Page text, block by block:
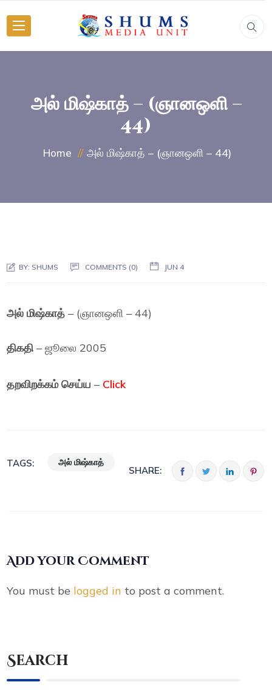
அல் மிஷ்காத் – (ஞானஒளி –
44)
Home அல் மிஷ்காத் – (ஞானஒளி – 44)
BY: SHUMS COMMENTS (0) JUN 4
அல் மிஷ்காத் – (ஞானஒளி – 44)
திகதி – ஜூலை 2005
தறவிறக்கம் செய்ய – Click
TAGS: அல் மிஷ்காத்
SHARE:
Add your Comment
You must be logged in to post a comment.
Search